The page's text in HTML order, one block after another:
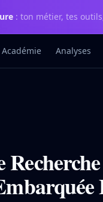
: ton métier, tes
Académie Analyses